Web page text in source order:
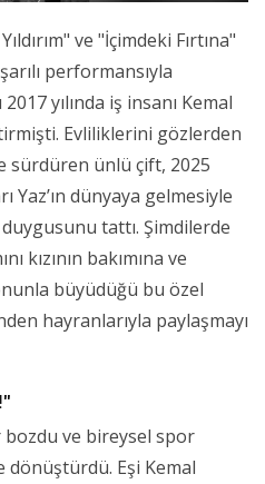
ve "İçimdeki Fırtına"
performansıyla
yılında iş insanı Kemal
Evliliklerini gözlerden
sürdüren ünlü çift, 2025
Yaz’ın dünyaya gelmesiyle
tattı. Şimdilerde
kızının bakımına ve
büyüdüğü bu özel
hayranlarıyla paylaşmayı
ve bireysel spor
Eşi Kemal